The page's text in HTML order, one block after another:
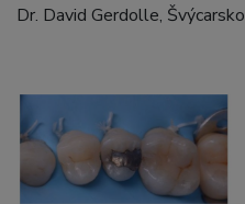
Dr. David Gerdolle, Švýcarsko